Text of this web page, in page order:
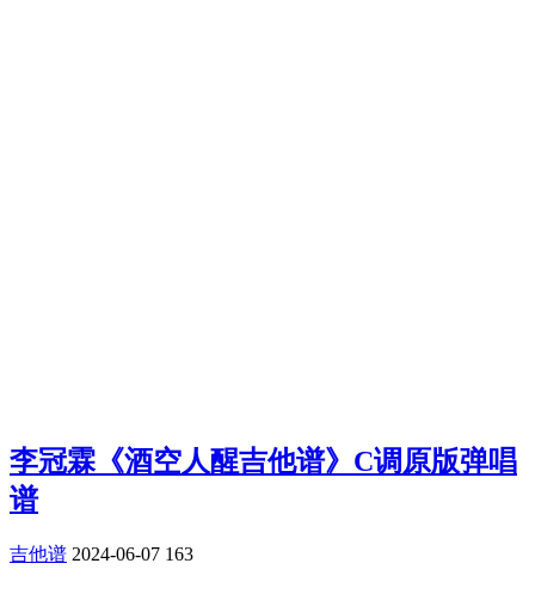
李冠霖《酒空人醒吉他谱》C调原版弹唱
谱
吉他谱 2024-06-07 163